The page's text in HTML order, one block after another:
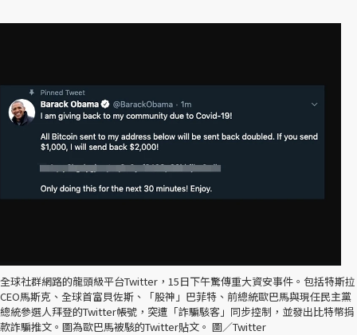
全球社群網路的龍頭級平台Twitter，15日下午驚傳重大資安事件。包括特斯拉
CEO馬斯克、全球首富貝佐斯、「股神」巴菲特、前總統歐巴馬與現任民主黨
總統參選人拜登的Twitter帳號，突遭「詐騙駭客」同步控制，並發出比特幣捐
款詐騙推文。圖為歐巴馬被駭的Twitter貼文。 圖／Twitter